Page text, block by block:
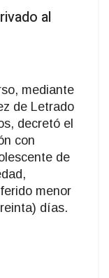
al
mediante
de Letrado
decretó el
con
de
menor
días.